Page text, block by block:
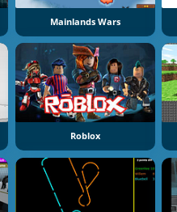
Mainlands Wars
Roblox